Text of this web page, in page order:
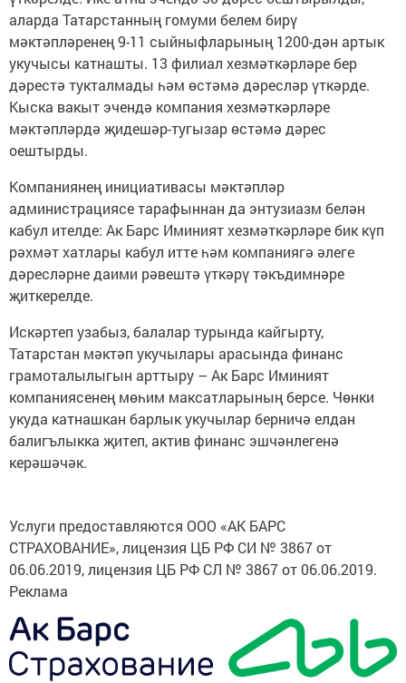
аларда Татарстанның гомуми белем бирү
мәктәпләренең 9-11 сыйныфларының 1200-дән артык
укучысы катнашты. 13 филиал хезмәткәрләре бер
дәрестә тукталмады һәм өстәмә дәресләр үткәрде.
Кыска вакыт эчендә компания хезмәткәрләре
мәктәпләрдә җидешәр-тугызар өстәмә дәрес
оештырды.
Компаниянең инициативасы мәктәпләр
администрациясе тарафыннан да энтузиазм белән
кабул ителде: Ак Барс Иминият хезмәткәрләре бик күп
рәхмәт хатлары кабул итте һәм компаниягә әлеге
дәресләрне даими рәвештә үткәрү тәкъдимнәре
җиткерелде.
Искәртеп узабыз, балалар турында кайгырту,
Татарстан мәктәп укучылары арасында финанс
грамоталылыгын арттыру – Ак Барс Иминият
компаниясенең мөһим максатларының берсе. Чөнки
укуда катнашкан барлык укучылар берничә елдан
балигълыкка җитеп, актив финанс эшчәнлегенә
керәшәчәк.
Услуги предоставляются ООО «АК БАРС
СТРАХОВАНИЕ», лицензия ЦБ РФ СИ № 3867 от
06.06.2019, лицензия ЦБ РФ СЛ № 3867 от 06.06.2019.
Реклама